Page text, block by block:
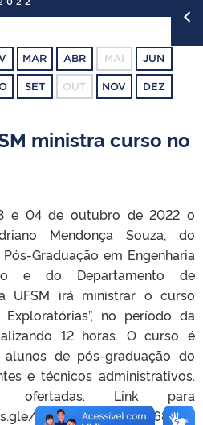
MAR ABR MAI JUN
SET OUT NOV DEZ
ministra curso no
e 04 de outubro de 2022 o
Mendonça Souza, do
Graduação em Engenharia
e do Departamento de
UFSM irá ministrar o curso
Exploratórias”, no período da
12 horas. O curso é
de pós-graduação do
e técnicos administrativos.
Link para
5Eg5Kr6oHpvYcWL68 O